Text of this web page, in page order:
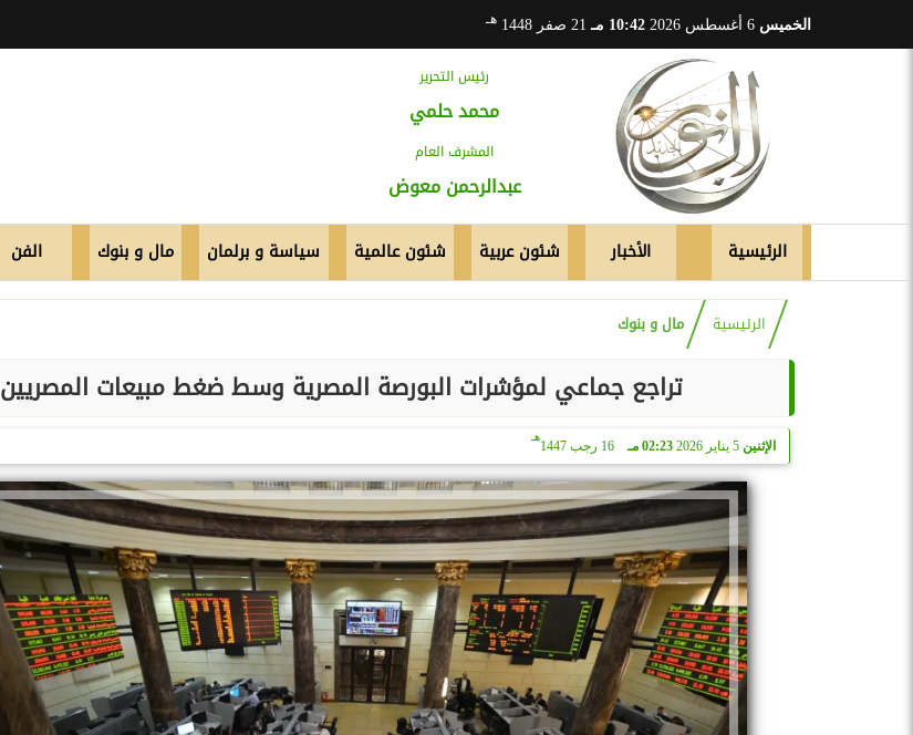
الخميس 10:42 مـ 21 صفر 1448 هـ
رئيس التحرير
محمد حلمي
المشرف العام
عبدالرحمن معوض
الرئيسية الأخبار شئون عربية شئون عالمية سياسة و برلمان مال و بنوك الفن
الرئيسية مال و بنوك
تراجع جماعي لمؤشرات البورصة المصرية وسط ضغط مبيعات المصريين
الإثنين 5 يناير 2026 02:23 مـ 16 رجب 1447
هـ